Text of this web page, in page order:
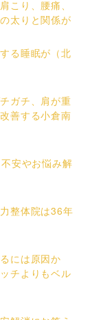
こり、腰痛、
太りと関係が
る睡眠が（北
ガチ、肩が重
善する小倉南
安やお悩み解
整体院は36年
には原因か
チよりもベル